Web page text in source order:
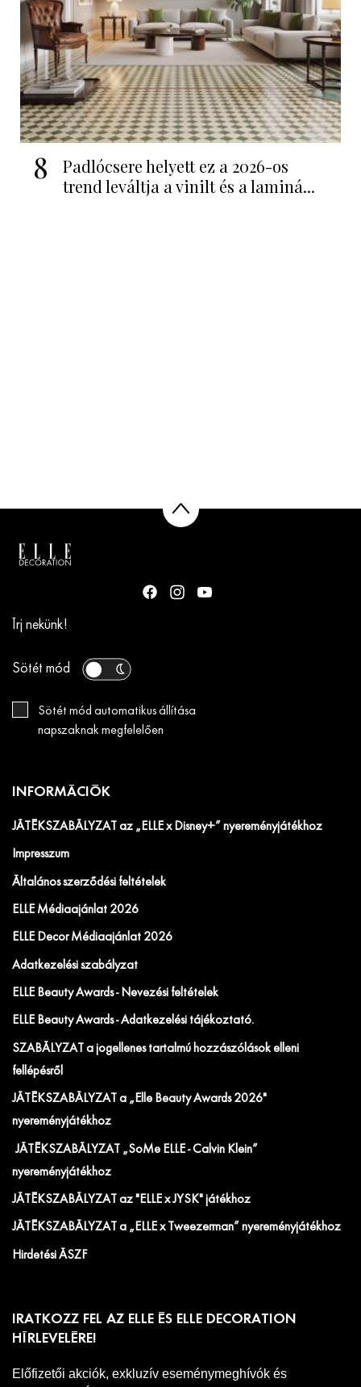
8
Padlócsere helyett ez a 2026-os
trend leváltja a vinilt és a laminá...
Írj nekünk!
Sötét mód
Sötét mód automatikus állítása
napszaknak megfelelően
INFORMÁCIÓK
JÁTÉKSZABÁLYZAT az „ELLE x Disney+” nyereményjátékhoz
Impresszum
Általános szerződési feltételek
ELLE Médiaajánlat 2026
ELLE Decor Médiaajánlat 2026
Adatkezelési szabályzat
ELLE Beauty Awards - Nevezési feltételek
ELLE Beauty Awards - Adatkezelési tájékoztató.
SZABÁLYZAT a jogellenes tartalmú hozzászólások elleni
fellépésről
JÁTÉKSZABÁLYZAT a „Elle Beauty Awards 2026"
nyereményjátékhoz
JÁTÉKSZABÁLYZAT „SoMe ELLE - Calvin Klein”
nyereményjátékhoz
JÁTÉKSZABÁLYZAT az "ELLE x JYSK" játékhoz
JÁTÉKSZABÁLYZAT a „ELLE x Tweezerman” nyereményjátékhoz
Hirdetési ÁSZF
IRATKOZZ FEL AZ ELLE ÉS ELLE DECORATION
HÍRLEVELÉRE!
Előfizetői akciók, exkluzív eseménymeghívók és